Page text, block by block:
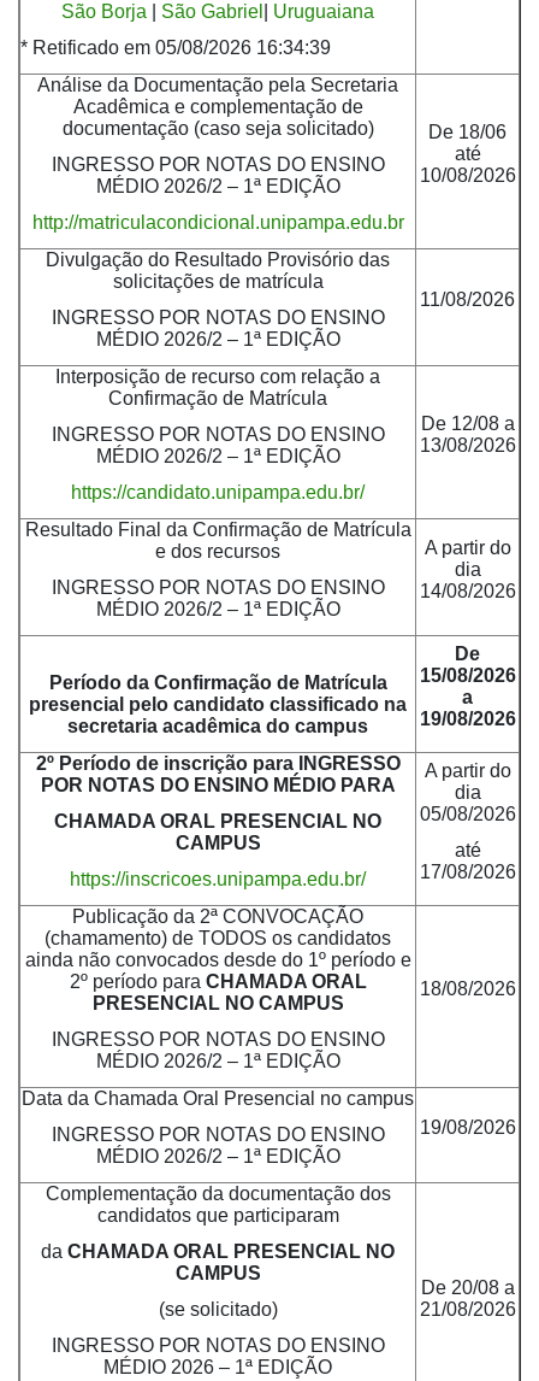
São Borja
São Gabriel
Uruguaiana
* Retificado em 05/08/2026 16:34:39
Análise da Documentação pela Secretaria
Acadêmica e complementação de
documentação (caso seja solicitado)
INGRESSO POR NOTAS DO ENSINO
MÉDIO 2026/2 – 1ª EDIÇÃO
http://matriculacondicional.unipampa.edu.br
De 18/06
até
10/08/2026
Divulgação do Resultado Provisório das
solicitações de matrícula
INGRESSO POR NOTAS DO ENSINO
MÉDIO 2026/2 – 1ª EDIÇÃO
11/08/2026
Interposição de recurso com relação a
Confirmação de Matrícula
INGRESSO POR NOTAS DO ENSINO
MÉDIO 2026/2 – 1ª EDIÇÃO
https://candidato.unipampa.edu.br/
De 12/08 a
13/08/2026
Resultado Final da Confirmação de Matrícula
e dos recursos
INGRESSO POR NOTAS DO ENSINO
MÉDIO 2026/2 – 1ª EDIÇÃO
A partir do
dia
14/08/2026
Período da Confirmação de Matrícula
presencial pelo candidato classificado na
secretaria acadêmica do campus
De
15/08/2026
a
19/08/2026
2º Período de inscrição para INGRESSO
POR NOTAS DO ENSINO MÉDIO PARA
CHAMADA ORAL PRESENCIAL NO
CAMPUS
https://inscricoes.unipampa.edu.br/
A partir do
dia
05/08/2026
até
17/08/2026
Publicação da 2ª CONVOCAÇÃO
(chamamento) de TODOS os candidatos
ainda não convocados desde do 1º período e
2º período para CHAMADA ORAL
PRESENCIAL NO CAMPUS
INGRESSO POR NOTAS DO ENSINO
MÉDIO 2026/2 – 1ª EDIÇÃO
18/08/2026
Data da Chamada Oral Presencial no campus
INGRESSO POR NOTAS DO ENSINO
MÉDIO 2026/2 – 1ª EDIÇÃO
19/08/2026
Complementação da documentação dos
candidatos que participaram
da CHAMADA ORAL PRESENCIAL NO
CAMPUS
(se solicitado)
INGRESSO POR NOTAS DO ENSINO
MÉDIO 2026 – 1ª EDIÇÃO
De 20/08 a
21/08/2026